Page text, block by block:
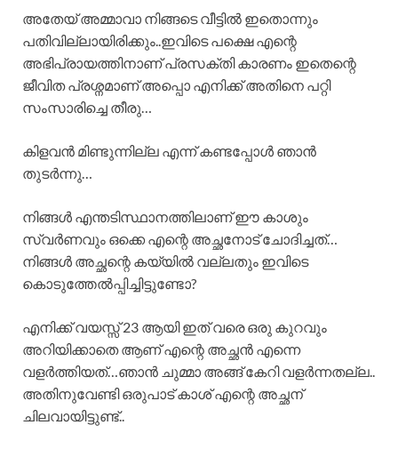
അതേയ് അമ്മാവാ നിങ്ങടെ വീട്ടിൽ ഇതൊന്നും
പതിവില്ലായിരിക്കും..ഇവിടെ പക്ഷെ എന്റെ
അഭിപ്രായത്തിനാണ് പ്രസക്തി കാരണം ഇതെന്റെ
ജീവിത പ്രശ്നമാണ് അപ്പൊ എനിക്ക് അതിനെ പറ്റി
സംസാരിച്ചെ തീരു…
കിളവൻ മിണ്ടുന്നില്ല എന്ന് കണ്ടപ്പോൾ ഞാൻ
തുടർന്നു…
നിങ്ങൾ എന്തടിസ്ഥാനത്തിലാണ് ഈ കാശും
സ്വർണവും ഒക്കെ എന്റെ അച്ഛനോട് ചോദിച്ചത്…
നിങ്ങൾ അച്ഛന്റെ കയ്യിൽ വല്ലതും ഇവിടെ
കൊടുത്തേൽപ്പിച്ചിട്ടുണ്ടോ?
എനിക്ക് വയസ്സ് 23 ആയി ഇത് വരെ ഒരു കുറവും
അറിയിക്കാതെ ആണ് എന്റെ അച്ഛൻ എന്നെ
വളർത്തിയത്…ഞാൻ ചുമ്മാ അങ്ങ് കേറി വളർന്നതല്ല..
അതിനുവേണ്ടി ഒരുപാട് കാശ് എന്റെ അച്ഛന്
ചിലവായിട്ടുണ്ട്..